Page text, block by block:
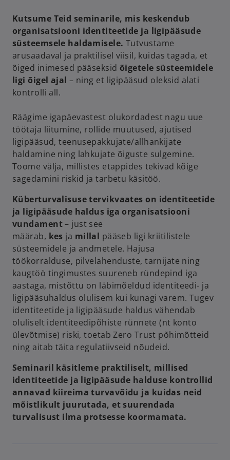
Kutsume Teid seminarile, mis keskendub
organisatsiooni identiteetide ja ligipääsude
süsteemsele haldamisele. Tutvustame
arusaadaval ja praktilisel viisil, kuidas tagada, et
õiged inimesed pääseksidõigetele süsteemidele
ligi õigel ajal – ning et ligipääsud oleksid alati
kontrolli all.
Räägime igapäevastest olukordadest nagu uue
töötaja liitumine, rollide muutused, ajutised
ligipääsud, teenusepakkujate/allhankijate
haldamine ning lahkujate õiguste sulgemine.
Toome välja, millistes etappides tekivad kõige
sagedamini riskid ja tarbetu käsitöö.
Küberturvalisuse tervikvaates on identiteetide
ja ligipääsude haldus iga organisatsiooni
vundament– just see
määrab, kes ja millal pääseb ligi kriitilistele
süsteemidele ja andmetele. Hajusa
töökorralduse, pilvelahenduste, tarnijate ning
kaugtöö tingimustes suureneb ründepind iga
aastaga, mistõttu on läbimõeldud identiteedi- ja
ligipääsuhaldus olulisem kui kunagi varem. Tugev
identiteetide ja ligipääsude haldus vähendab
oluliselt identiteedipõhiste rünnete (nt konto
ülevõtmise) riski, toetab Zero Trust põhimõtteid
ning aitab täita regulatiivseid nõudeid.
Seminaril käsitleme praktiliselt, millised
identiteetide ja ligipääsude halduse kontrollid
annavad kiireima turvavõidu ja kuidas neid
mõistlikult juurutada, et suurendada
turvalisust ilma protsesse koormamata.